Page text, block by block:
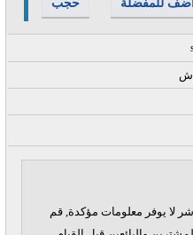
لا يوفر معلومات مؤكدة, قم